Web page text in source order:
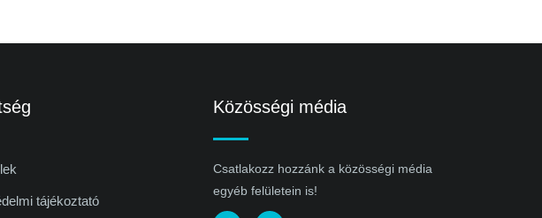
tájékoztató
Közösségi média
Csatlakozz hozzánk a közösségi média
egyéb felületein is!